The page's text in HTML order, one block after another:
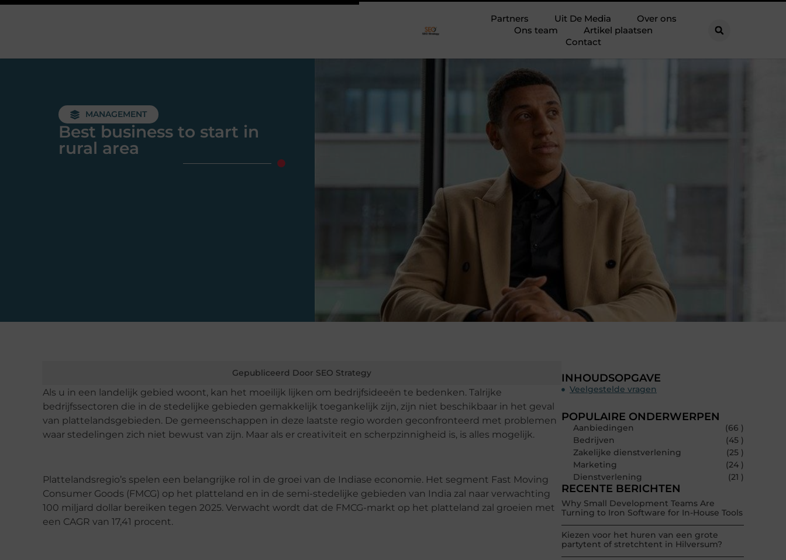
Partners Uit De Media
Over ons
Ons team
Artikel plaatsen
Contact
MANAGEMENT
Best business to start in
rural area
Gepubliceerd Door SEO Strategy
Als u in een landelijk gebied woont, kan het moeilijk lijken om bedrijfsideeën te bedenken. Talrijke
bedrijfssectoren die in de stedelijke gebieden gemakkelijk toegankelijk zijn, zijn niet beschikbaar in het geval
van plattelandsgebieden. De gemeenschappen in deze laatste regio worden geconfronteerd met problemen
waar stedelingen zich niet bewust van zijn. Maar als er creativiteit en scherpzinnigheid is, is alles mogelijk.
Plattelandsregio’s spelen een belangrijke rol in de groei van de Indiase economie. Het segment Fast Moving
Consumer Goods (FMCG) op het platteland en in de semi-stedelijke gebieden van India zal naar verwachting
100 miljard dollar bereiken tegen 2025. Verwacht wordt dat de FMCG-markt op het platteland zal groeien met
een CAGR van 17,41 procent.
INHOUDSOPGAVE
Veelgestelde vragen
POPULAIRE ONDERWERPEN
Aanbiedingen
(66 )
Bedrijven
(45 )
Zakelijke dienstverlening
(25 )
Marketing
(24 )
Dienstverlening
(21 )
RECENTE BERICHTEN
Why Small Development Teams Are
Turning to Iron Software for In-House Tools
Kiezen voor het huren van een grote
partytent of stretchtent in Hilversum?